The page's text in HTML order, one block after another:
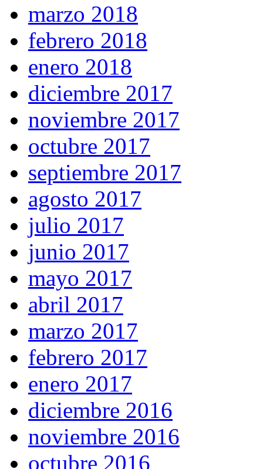
marzo 2018
febrero 2018
enero 2018
diciembre 2017
noviembre 2017
octubre 2017
septiembre 2017
agosto 2017
julio 2017
junio 2017
mayo 2017
abril 2017
marzo 2017
febrero 2017
enero 2017
diciembre 2016
noviembre 2016
octubre 2016